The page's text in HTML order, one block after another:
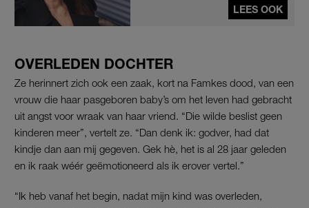
LEES OOK
OVERLEDEN DOCHTER
Ze herinnert zich ook een zaak, kort na Famkes dood, van een
vrouw die haar pasgeboren baby’s om het leven had gebracht
uit angst voor wraak van haar vriend. “Die wilde beslist geen
kinderen meer”, vertelt ze. “Dan denk ik: godver, had dat
kindje dan aan mij gegeven. Gek hè, het is al 28 jaar geleden
en ik raak wéér geëmotioneerd als ik erover vertel.”
“Ik heb vanaf het begin, nadat mijn kind was overleden,